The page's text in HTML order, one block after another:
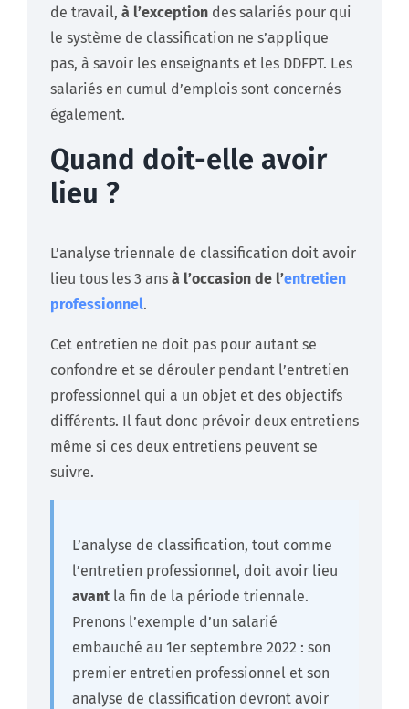
de travail, à l’exception des salariés pour qui
le système de classification ne s’applique
pas, à savoir les enseignants et les DDFPT. Les
salariés en cumul d’emplois sont concernés
également.
Quand doit-elle avoir
lieu ?
L’analyse triennale de classification doit avoir
lieu tous les 3 ans à l’occasion de l’entretien
professionnel.
Cet entretien ne doit pas pour autant se
confondre et se dérouler pendant l’entretien
professionnel qui a un objet et des objectifs
différents. Il faut donc prévoir deux entretiens
même si ces deux entretiens peuvent se
suivre.
L’analyse de classification, tout comme
l’entretien professionnel, doit avoir lieu
avant la fin de la période triennale.
Prenons l’exemple d’un salarié
embauché au 1er septembre 2022 : son
premier entretien professionnel et son
analyse de classification devront avoir